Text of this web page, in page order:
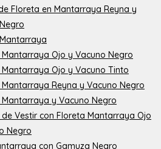
Floreta en Mantarraya Reyna y
Mantarraya Ojo y Vacuno Negro
Mantarraya Ojo y Vacuno Tinto
Mantarraya Reyna y Vacuno Negro
Mantarraya y Vacuno Negro
de Vestir con Floreta Mantarraya Ojo
Negro
con Gamuza Negro